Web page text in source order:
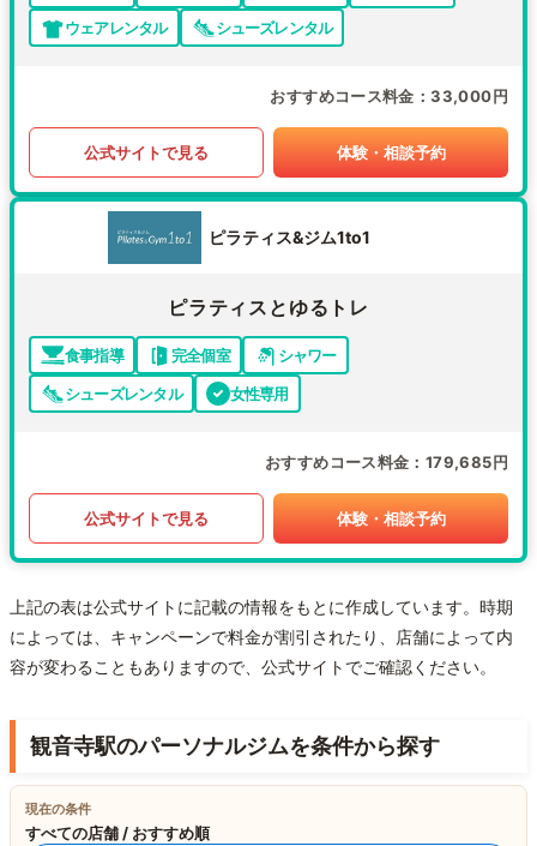
ウェアレンタル
シューズレンタル
おすすめコース料金 33,000円
公式サイトで見る 体験・相談予約
ピラティス&ジム1to1
ピラティスとゆるトレ
食事指導 完全個室
シャワー
シューズレンタル
女性専用
おすすめコース料金 179,685円
公式サイトで見る 体験・相談予約
上記の表は公式サイトに記載の情報をもとに作成しています。時期
によっては、キャンペーンで料金が割引されたり、店舗によって内
容が変わることもありますので、公式サイトでご確認ください。
観音寺駅のパーソナルジムを条件から探す
現在の条件
すべての店舗 / おすすめ順